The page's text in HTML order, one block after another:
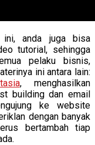
ini, anda juga bisa
tutorial, sehingga
pelaku bisnis,
ini antara lain:
, menghasilkan
building dan email
ke website
dengan banyak
bertambah tiap